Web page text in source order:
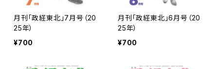
月刊「政経東北」7月号（20
25年）
¥700
月刊「政経東北」6月号（20
25年）
¥700